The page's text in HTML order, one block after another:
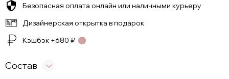
Безопасная оплата онлайн или наличными курьеру
Дизайнерская открытка в подарок
Кэшбэк +680 ₽
Состав